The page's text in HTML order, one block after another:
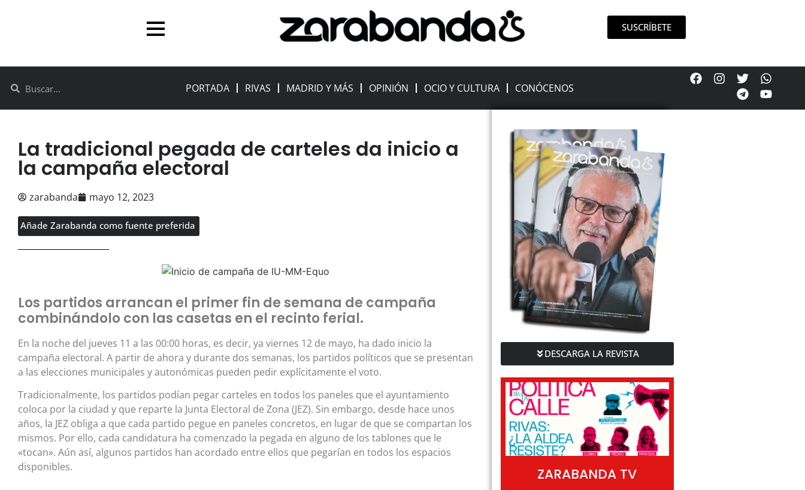
SUSCRÍBETE
PORTADA RIVAS MADRID Y MÁS OPINIÓN OCIO Y CULTURA CONÓCENOS
La tradicional pegada de carteles da inicio a
la campaña electoral
zarabanda mayo 12, 2023
Añade Zarabanda como fuente preferida
Los partidos arrancan el primer fin de semana de campaña
combinándolo con las casetas en el recinto ferial.
En la noche del jueves 11 a las 00:00 horas, es decir, ya viernes 12 de mayo, ha dado inicio la
campaña electoral. A partir de ahora y durante dos semanas, los partidos políticos que se presentan
a las elecciones municipales y autonómicas pueden pedir explícitamente el voto.
Tradicionalmente, los partidos podían pegar carteles en todos los paneles que el ayuntamiento
coloca por la ciudad y que reparte la Junta Electoral de Zona (JEZ). Sin embargo, desde hace unos
años, la JEZ obliga a que cada partido pegue en paneles concretos, en lugar de que se compartan los
mismos. Por ello, cada candidatura ha comenzado la pegada en alguno de los tablones que le
«tocan». Aún así, algunos partidos han acordado entre ellos que pegarían en todos los espacios
disponibles.
DESCARGA LA REVISTA
ZARABANDA TV